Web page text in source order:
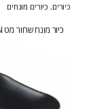
כיורים, כיורים מונחים
כיור מונח שחור מט BANTON